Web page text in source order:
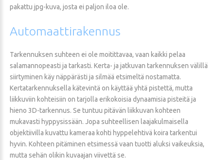
pakattu jpg-kuva, josta ei paljon iloa ole.
Automaattirakennus
Tarkennuksen suhteen ei ole moitittavaa, vaan kaikki pelaa
salamannopeasti ja tarkasti. Kerta- ja jatkuvan tarkennuksen välillä
siirtyminen käy näppärästi ja silmää etsimeltä nostamatta.
Kertatarkennuksella kätevintä on käyttää yhtä pistettä, mutta
liikkuviin kohteisiin on tarjolla erikokoisia dynaamisia pisteitä ja
hieno 3D-tarkennus. Se tuntuu pitävän liikkuvan kohteen
mukavasti hyppysissään. Jopa suhteellisen laajakulmaisella
objektiivilla kuvattu kameraa kohti hyppelehtivä koira tarkentui
hyvin. Kohteen pitäminen etsimessä vaan tuotti aluksi vaikeuksia,
mutta sehän olikin kuvaajan viivettä se.